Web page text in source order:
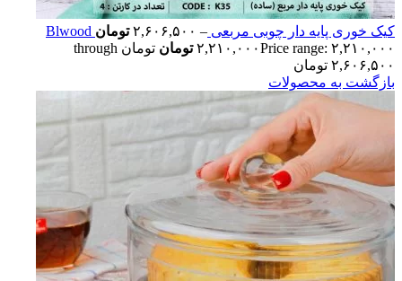
کیک خوری پایه دار چوبی مربعی Blwood ۲,۶۰۶,۵۰۰ تومان
–
۲,۲۱۰,۰۰۰ تومان
Price range: ۲,۲۱۰,۰۰۰ تومان through
۲,۶۰۶,۵۰۰ تومان
بازگشت به محصولات